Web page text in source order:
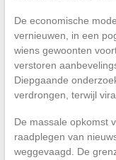
De economische
vernieuwen, in een
wiens gewoonten
verstoren
Diepgaande
verdrongen, terwijl
De massale opkomst
raadplegen van
weggevaagd. De